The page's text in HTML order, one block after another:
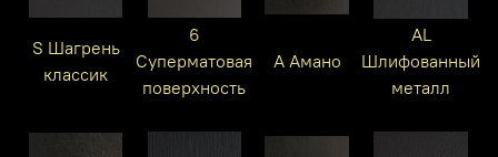
S Шагрень
классик
6
Суперматовая
поверхность
A Амано
AL
Шлифованный
металл